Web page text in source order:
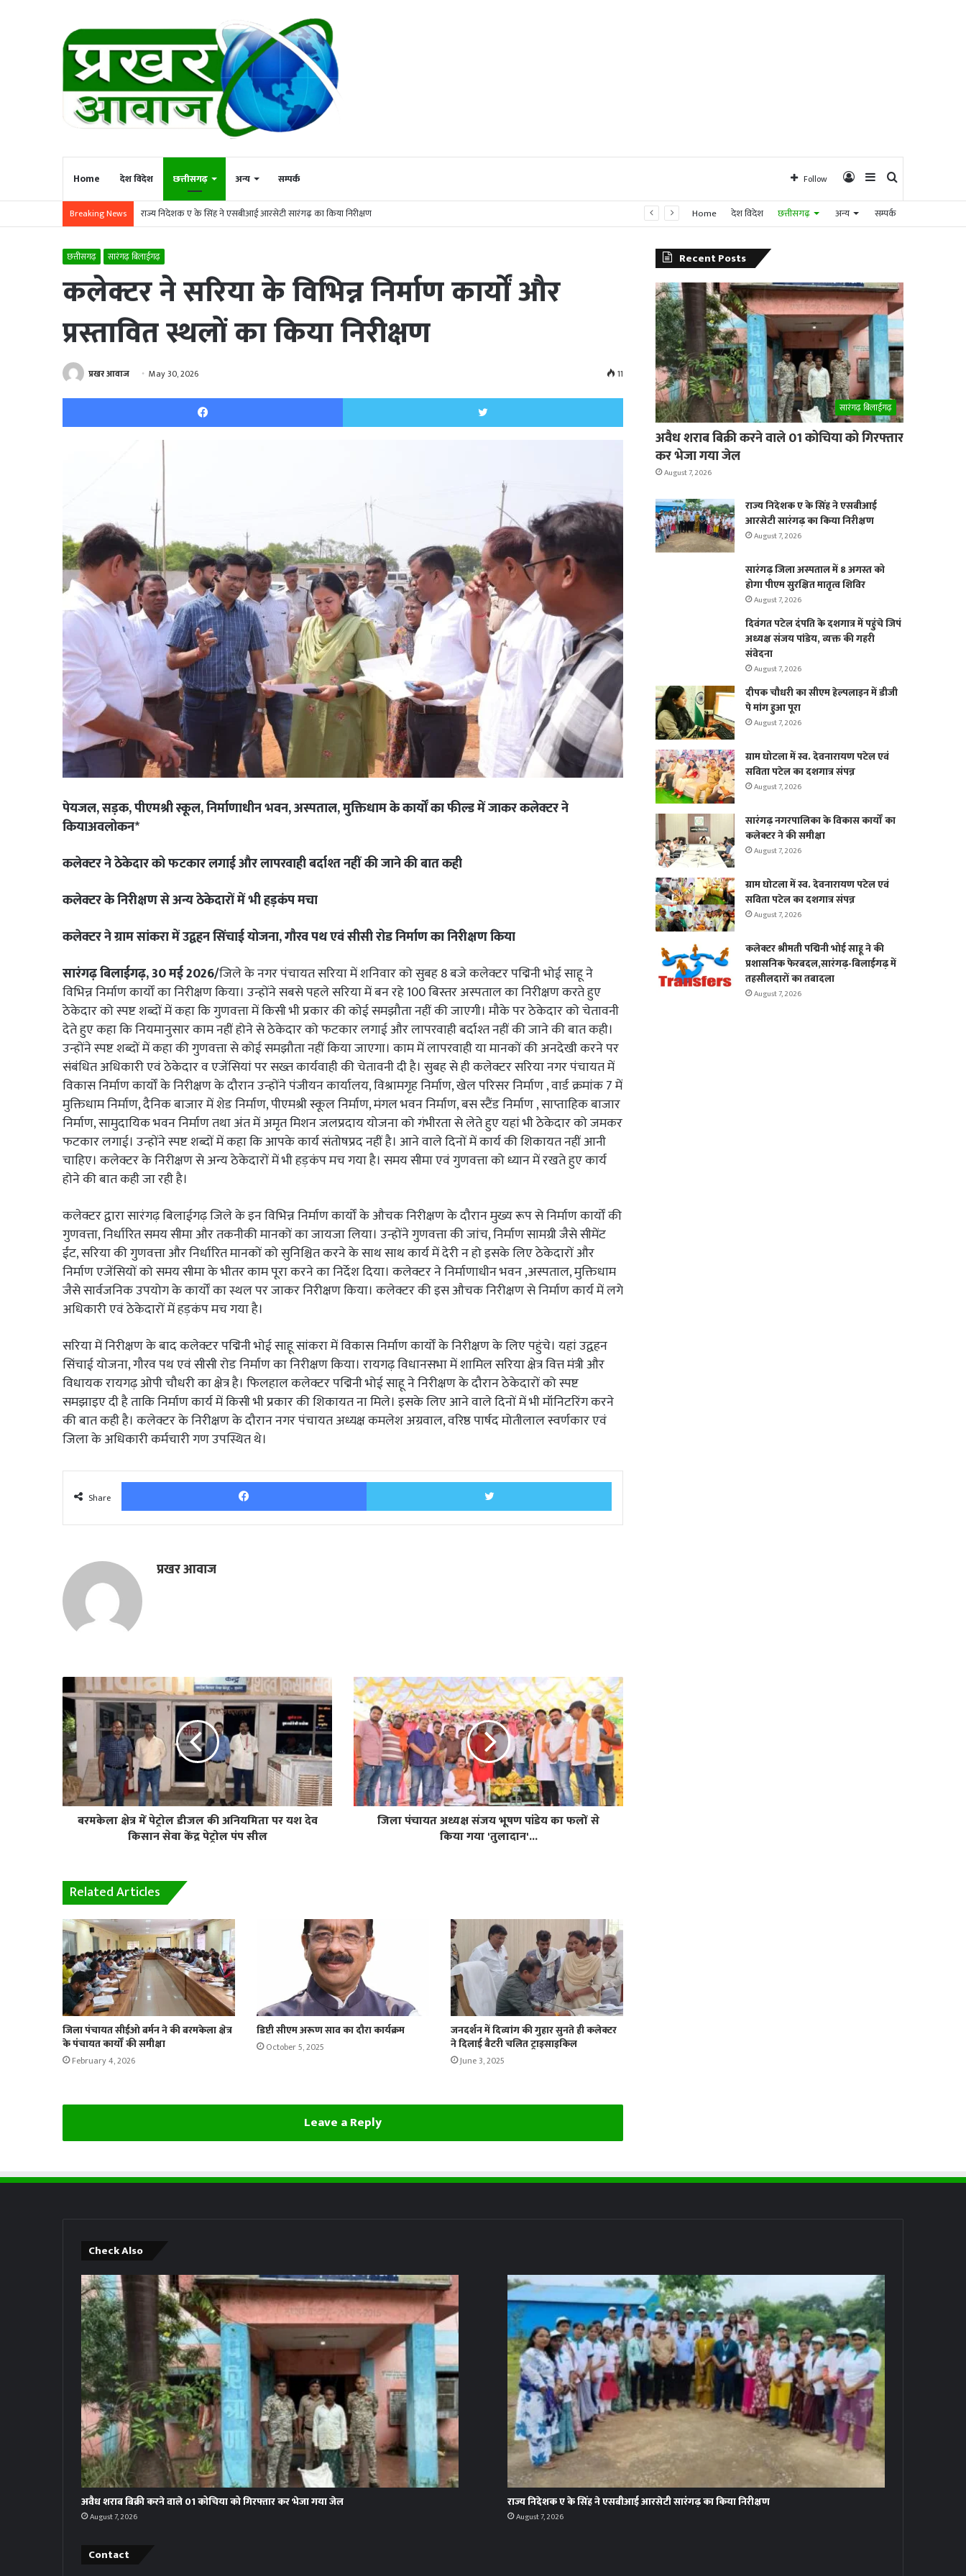
Home देश विदेश छत्तीसगढ़ अन्य सम्पर्क Search
Sidebar
Log
In
Follow
Breaking News राज्य निदेशक ए के सिंह ने एसबीआई आरसेटी सारंगढ़ का किया निरीक्षण Home देश विदेश छत्तीसगढ़ अन्य सम्पर्क
छत्तीसगढ़ सारंगढ़ बिलाईगढ़
कलेक्टर ने सरिया के विभिन्न निर्माण कार्यों और
प्रस्तावित स्थलों का किया निरीक्षण
प्रखर आवाज May 30, 2026 11
Facebook Twitter
पेयजल, सड़क, पीएमश्री स्कूल, निर्माणाधीन भवन, अस्पताल, मुक्तिधाम के कार्यों का फील्ड में जाकर कलेक्टर ने
कियाअवलोकन*
कलेक्टर ने ठेकेदार को फटकार लगाई और लापरवाही बर्दाश्त नहीं की जाने की बात कही
कलेक्टर के निरीक्षण से अन्य ठेकेदारों में भी हड़कंप मचा
कलेक्टर ने ग्राम सांकरा में उद्वहन सिंचाई योजना, गौरव पथ एवं सीसी रोड निर्माण का निरीक्षण किया
सारंगढ़ बिलाईगढ़, 30 मई 2026/जिले के नगर पंचायत सरिया में शनिवार को सुबह 8 बजे कलेक्टर पद्मिनी भोई साहू ने
विभिन्न निर्माण कार्यों का निरीक्षण किया। उन्होंने सबसे पहले सरिया में बन रहे 100 बिस्तर अस्पताल का निरीक्षण करते हुए
ठेकेदार को स्पष्ट शब्दों में कहा कि गुणवत्ता में किसी भी प्रकार की कोई समझौता नहीं की जाएगी। मौके पर ठेकेदार को चेतावनी
देते हुए कहा कि नियमानुसार काम नहीं होने से ठेकेदार को फटकार लगाई और लापरवाही बर्दाश्त नहीं की जाने की बात कही।
उन्होंने स्पष्ट शब्दों में कहा की गुणवत्ता से कोई समझौता नहीं किया जाएगा। काम में लापरवाही या मानकों की अनदेखी करने पर
संबंधित अधिकारी एवं ठेकेदार व एजेंसियां पर सख्त कार्यवाही की चेतावनी दी है। सुबह से ही कलेक्टर सरिया नगर पंचायत में
विकास निर्माण कार्यों के निरीक्षण के दौरान उन्होंने पंजीयन कार्यालय, विश्रामगृह निर्माण, खेल परिसर निर्माण , वार्ड क्रमांक 7 में
मुक्तिधाम निर्माण, दैनिक बाजार में शेड निर्माण, पीएमश्री स्कूल निर्माण, मंगल भवन निर्माण, बस स्टैंड निर्माण , साप्ताहिक बाजार
निर्माण, सामुदायिक भवन निर्माण तथा अंत में अमृत मिशन जलप्रदाय योजना को गंभीरता से लेते हुए यहां भी ठेकेदार को जमकर
फटकार लगाई। उन्होंने स्पष्ट शब्दों में कहा कि आपके कार्य संतोषप्रद नहीं है। आने वाले दिनों में कार्य की शिकायत नहीं आनी
चाहिए। कलेक्टर के निरीक्षण से अन्य ठेकेदारों में भी हड़कंप मच गया है। समय सीमा एवं गुणवत्ता को ध्यान में रखते हुए कार्य
होने की बात कही जा रही है।
कलेक्टर द्वारा सारंगढ़ बिलाईगढ़ जिले के इन विभिन्न निर्माण कार्यों के औचक निरीक्षण के दौरान मुख्य रूप से निर्माण कार्यों की
गुणवत्ता, निर्धारित समय सीमा और तकनीकी मानकों का जायजा लिया। उन्होंने गुणवत्ता की जांच, निर्माण सामग्री जैसे सीमेंट
ईंट, सरिया की गुणवत्ता और निर्धारित मानकों को सुनिश्चित करने के साथ साथ कार्य में देरी न हो इसके लिए ठेकेदारों और
निर्माण एजेंसियों को समय सीमा के भीतर काम पूरा करने का निर्देश दिया। कलेक्टर ने निर्माणाधीन भवन ,अस्पताल, मुक्तिधाम
जैसे सार्वजनिक उपयोग के कार्यों का स्थल पर जाकर निरीक्षण किया। कलेक्टर की इस औचक निरीक्षण से निर्माण कार्य में लगे
अधिकारी एवं ठेकेदारों में हड़कंप मच गया है।
सरिया में निरीक्षण के बाद कलेक्टर पद्मिनी भोई साहू सांकरा में विकास निर्माण कार्यों के निरीक्षण के लिए पहुंचे। यहां उद्वहन
सिंचाई योजना, गौरव पथ एवं सीसी रोड निर्माण का निरीक्षण किया। रायगढ़ विधानसभा में शामिल सरिया क्षेत्र वित्त मंत्री और
विधायक रायगढ़ ओपी चौधरी का क्षेत्र है। फिलहाल कलेक्टर पद्मिनी भोई साहू ने निरीक्षण के दौरान ठेकेदारों को स्पष्ट
समझाइए दी है ताकि निर्माण कार्य में किसी भी प्रकार की शिकायत ना मिले। इसके लिए आने वाले दिनों में भी मॉनिटरिंग करने
की बात कही है। कलेक्टर के निरीक्षण के दौरान नगर पंचायत अध्यक्ष कमलेश अग्रवाल, वरिष्ठ पार्षद मोतीलाल स्वर्णकार एवं
जिला के अधिकारी कर्मचारी गण उपस्थित थे।
Share
Facebook Twitter
प्रखर आवाज
बरमकेला क्षेत्र में पेट्रोल डीजल की अनियमिता पर यश देव
किसान सेवा केंद्र पेट्रोल पंप सील
जिला पंचायत अध्यक्ष संजय भूषण पांडेय का फलों से
किया गया 'तुलादान'...
Related Articles
जिला पंचायत सीईओ बर्मन ने की बरमकेला क्षेत्र
के पंचायत कार्यों की समीक्षा
February 4, 2026
डिप्टी सीएम अरूण साव का दौरा कार्यक्रम
October 5, 2025
जनदर्शन में दिव्यांग की गुहार सुनते ही कलेक्टर
ने दिलाई बैटरी चलित ट्राइसाइकिल
June 3, 2025
Leave a Reply
Recent Posts
सारंगढ़ बिलाईगढ़
अवैध शराब बिक्री करने वाले 01 कोचिया को गिरफ्तार
कर भेजा गया जेल
August 7, 2026
राज्य निदेशक ए के सिंह ने एसबीआई
आरसेटी सारंगढ़ का किया निरीक्षण
August 7, 2026
सारंगढ़ जिला अस्पताल में 8 अगस्त को
होगा पीएम सुरक्षित मातृत्व शिविर
August 7, 2026
दिवंगत पटेल दंपति के दशगात्र में पहुंचे जिपं
अध्यक्ष संजय पांडेय, व्यक्त की गहरी
संवेदना
August 7, 2026
दीपक चौधरी का सीएम हेल्पलाइन में डीजी
पे मांग हुआ पूरा
August 7, 2026
ग्राम घोटला में स्व. देवनारायण पटेल एवं
सविता पटेल का दशगात्र संपन्न
August 7, 2026
सारंगढ़ नगरपालिका के विकास कार्यों का
कलेक्टर ने की समीक्षा
August 7, 2026
ग्राम घोटला में स्व. देवनारायण पटेल एवं
सविता पटेल का दशगात्र संपन्न
August 7, 2026
कलेक्टर श्रीमती पद्मिनी भोई साहू ने की
प्रशासनिक फेरबदल,सारंगढ़-बिलाईगढ़ में
तहसीलदारों का तबादला
August 7, 2026
Check Also
अवैध शराब बिक्री करने वाले 01 कोचिया को गिरफ्तार कर भेजा गया जेल
August 7, 2026
राज्य निदेशक ए के सिंह ने एसबीआई आरसेटी सारंगढ़ का किया निरीक्षण
August 7, 2026
Contact